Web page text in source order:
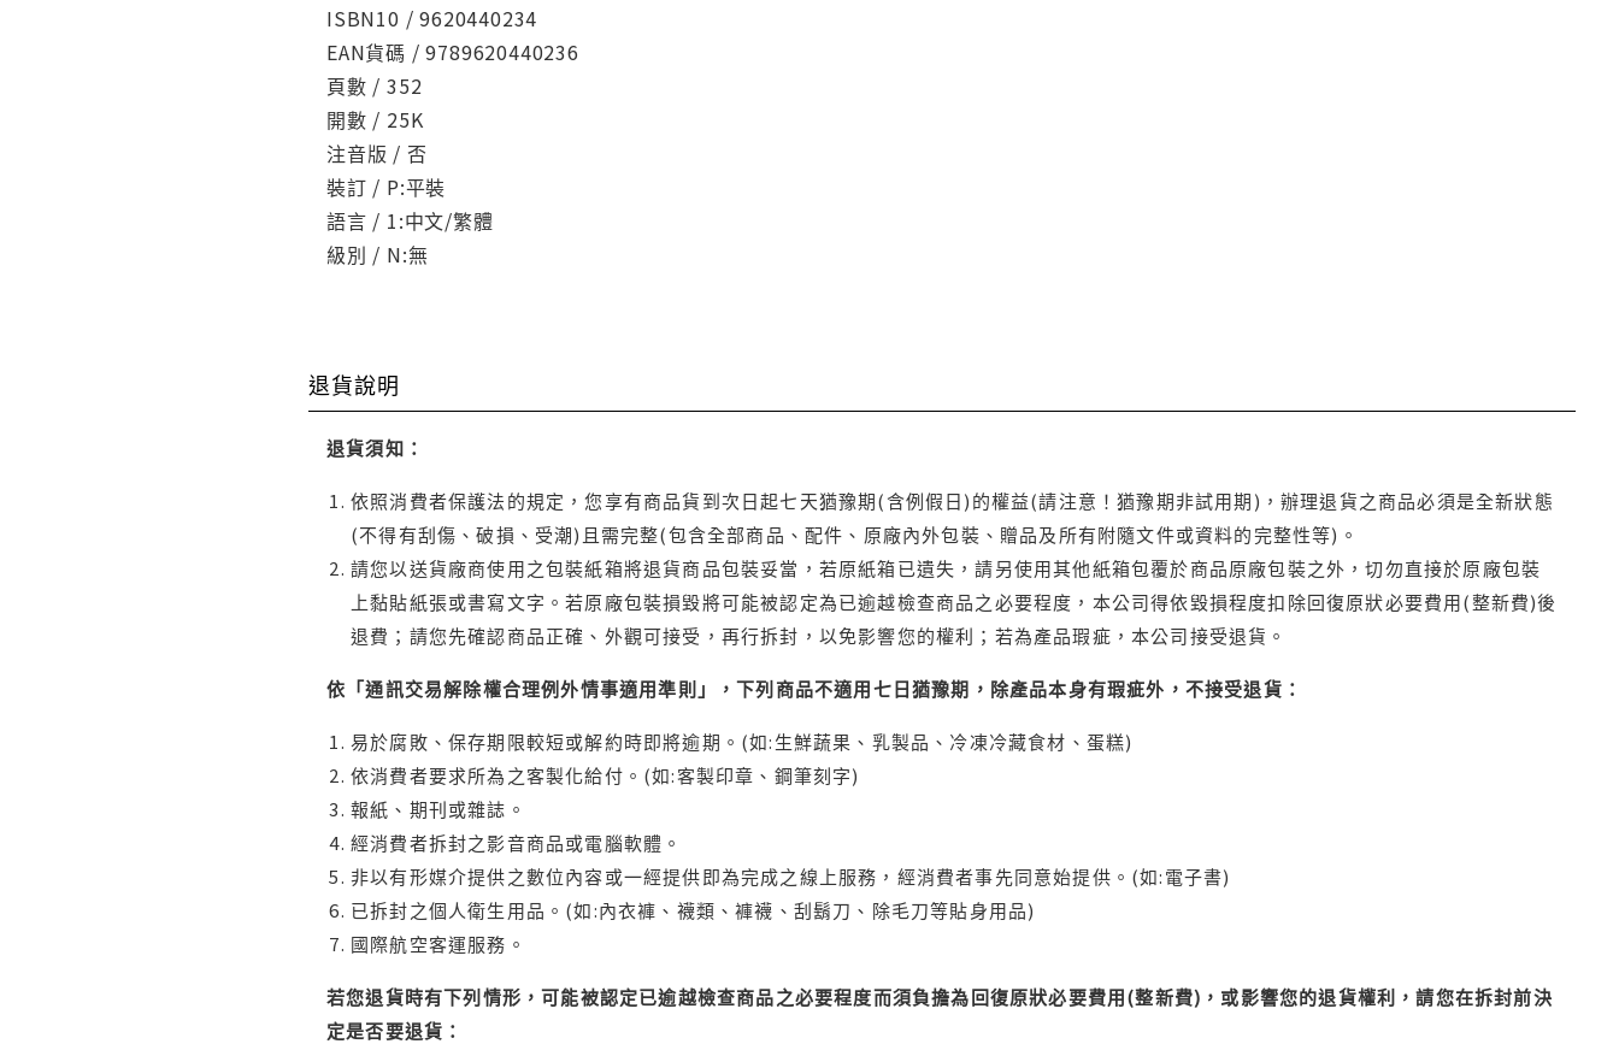
ISBN10 / 9620440234
EAN貨碼 / 9789620440236
頁數 / 352
開數 / 25K
注音版 / 否
裝訂 / P:平裝
語言 / 1:中文/繁體
級別 / N:無
退貨說明
退貨須知：
依照消費者保護法的規定，您享有商品貨到次日起七天猶豫期(含例假日)的權益(請注意！猶豫期非試用期)，辦理退貨之商品必須是全新狀態
(不得有刮傷、破損、受潮)且需完整(包含全部商品、配件、原廠內外包裝、贈品及所有附隨文件或資料的完整性等)。
請您以送貨廠商使用之包裝紙箱將退貨商品包裝妥當，若原紙箱已遺失，請另使用其他紙箱包覆於商品原廠包裝之外，切勿直接於原廠包裝
上黏貼紙張或書寫文字。若原廠包裝損毀將可能被認定為已逾越檢查商品之必要程度，本公司得依毀損程度扣除回復原狀必要費用(整新費)後
退費；請您先確認商品正確、外觀可接受，再行拆封，以免影響您的權利；若為產品瑕疵，本公司接受退貨。
依「通訊交易解除權合理例外情事適用準則」，下列商品不適用七日猶豫期，除產品本身有瑕疵外，不接受退貨：
易於腐敗、保存期限較短或解約時即將逾期。(如:生鮮蔬果、乳製品、冷凍冷藏食材、蛋糕)
依消費者要求所為之客製化給付。(如:客製印章、鋼筆刻字)
報紙、期刊或雜誌。
經消費者拆封之影音商品或電腦軟體。
非以有形媒介提供之數位內容或一經提供即為完成之線上服務，經消費者事先同意始提供。(如:電子書)
已拆封之個人衛生用品。(如:內衣褲、襪類、褲襪、刮鬍刀、除毛刀等貼身用品)
國際航空客運服務。
若您退貨時有下列情形，可能被認定已逾越檢查商品之必要程度而須負擔為回復原狀必要費用(整新費)，或影響您的退貨權利，請您在拆封前決
定是否要退貨：